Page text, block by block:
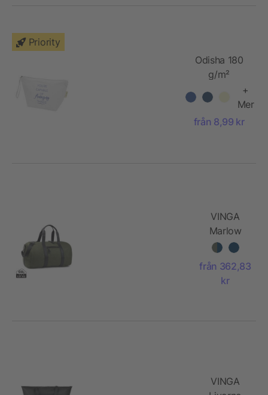
Priority
Odisha 180
g/m²
tillbehörspåse
av ekologiskt
OCS-
+
Mer
från 8,99 kr
VINGA
Marlow
RCS
återvunnen
polyester
weekend
från 362,83
kr
VINGA